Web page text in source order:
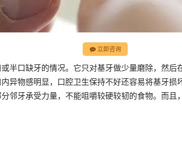
立即咨询
半口缺牙的情况。它只对基牙做少量磨除，然后
异物感明显，口腔卫生保持不好还容易将基牙损
邻牙承受力量，不能咀嚼较硬较韧的食物。而且